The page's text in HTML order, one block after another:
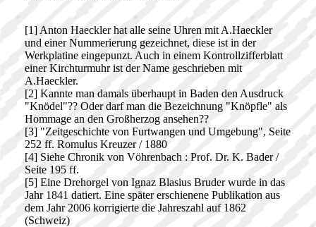
[1] Anton Haeckler hat alle seine Uhren mit A.Haeckler
und einer Nummerierung gezeichnet, diese ist in der
Werkplatine eingepunzt. Auch in einem Kontrollzifferblatt
einer Kirchturmuhr ist der Name geschrieben mit
A.Haeckler.
[2] Kannte man damals überhaupt in Baden den Ausdruck
"Knödel"?? Oder darf man die Bezeichnung "Knöpfle" als
Hommage an den Großherzog ansehen??
[3] "Zeitgeschichte von Furtwangen und Umgebung", Seite
252 ff. Romulus Kreuzer / 1880
[4] Siehe Chronik von Vöhrenbach : Prof. Dr. K. Bader /
Seite 195 ff.
[5] Eine Drehorgel von Ignaz Blasius Bruder wurde in das
Jahr 1841 datiert. Eine später erschienene Publikation aus
dem Jahr 2006 korrigierte die Jahreszahl auf 1862
(Schweiz)